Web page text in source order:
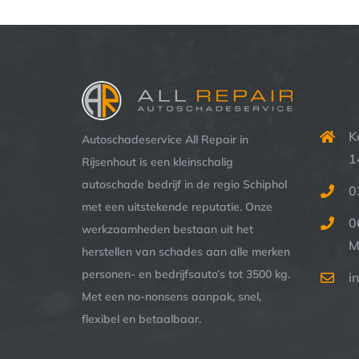
Autoschadeservice All Repair in
Rijsenhout is een kleinschalig
autoschade bedrijf in de regio Schiphol
met een uitstekende reputatie. Onze
werkzaamheden bestaan uit het
herstellen van schades aan alle merken
personen- en bedrijfsauto’s tot 3500 kg.
Met een no-nonsens aanpak, snel,
flexibel en betaalbaar.